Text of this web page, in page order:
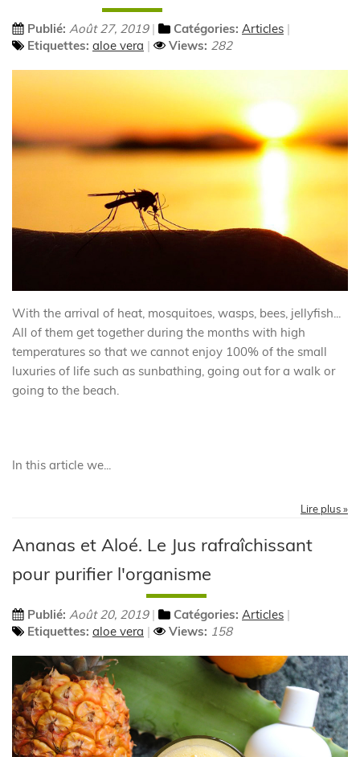
Publié: Août 27, 2019 Catégories: Articles
Etiquettes: aloe vera Views: 282
With the arrival of heat, mosquitoes, wasps, bees, jellyfish...
All of them get together during the months with high
temperatures so that we cannot enjoy 100% of the small
luxuries of life such as sunbathing, going out for a walk or
going to the beach.
In this article we...
Lire plus »
Ananas et Aloé. Le Jus rafraîchissant
pour purifier l'organisme
Publié: Août 20, 2019 Catégories: Articles
Etiquettes: aloe vera Views: 158